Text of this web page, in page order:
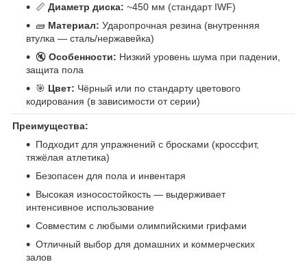
📏 Диаметр диска: ~450 мм (стандарт IWF)
🧱 Материал: Ударопрочная резина (внутренняя
втулка — сталь/нержавейка)
🔇 Особенности: Низкий уровень шума при падении,
защита пола
🎯 Цвет: Чёрный или по стандарту цветового
кодирования (в зависимости от серии)
Преимущества:
Подходит для упражнений с бросками (кроссфит,
тяжёлая атлетика)
Безопасен для пола и инвентаря
Высокая износостойкость — выдерживает
интенсивное использование
Совместим с любыми олимпийскими грифами
Отличный выбор для домашних и коммерческих
залов